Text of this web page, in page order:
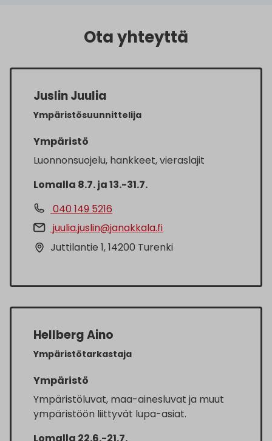
Ota yhteyttä
Juslin Juulia
Ympäristösuunnittelija
Ympäristö
Luonnonsuojelu, hankkeet, vieraslajit
Lomalla 8.7. ja 13.-31.7.
040 149 5216
juulia.juslin@janakkala.fi
Juttilantie 1, 14200 Turenki
Hellberg Aino
Ympäristötarkastaja
Ympäristö
Ympäristöluvat, maa-ainesluvat ja muut
ympäristöön liittyvät lupa-asiat.
Lomalla 22.6.-21.7.